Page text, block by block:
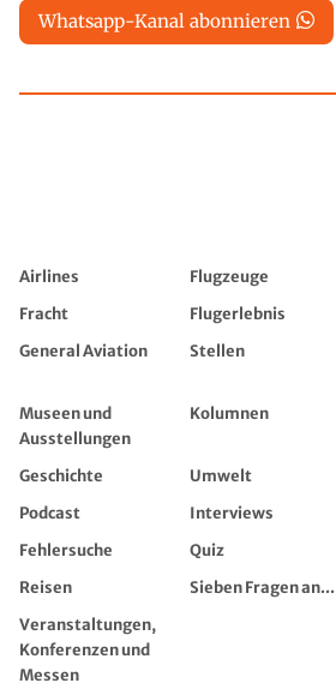
Whatsapp-Kanal abonnieren
Airlines Flugzeuge
Fracht
Flugerlebnis
General Aviation
Stellen
Museen und
Ausstellungen
Kolumnen
Geschichte Umwelt
Podcast
Interviews
Fehlersuche
Quiz
Reisen
Sieben Fragen an...
Veranstaltungen,
Konferenzen und
Messen